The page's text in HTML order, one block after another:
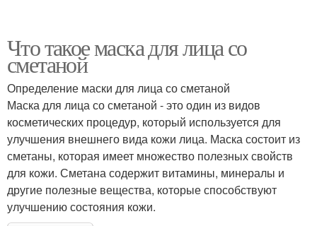
Что такое маска для лица со
сметаной
Определение маски для лица со сметаной
Маска для лица со сметаной - это один из видов
косметических процедур, который используется для
улучшения внешнего вида кожи лица. Маска состоит из
сметаны, которая имеет множество полезных свойств
для кожи. Сметана содержит витамины, минералы и
другие полезные вещества, которые способствуют
улучшению состояния кожи.